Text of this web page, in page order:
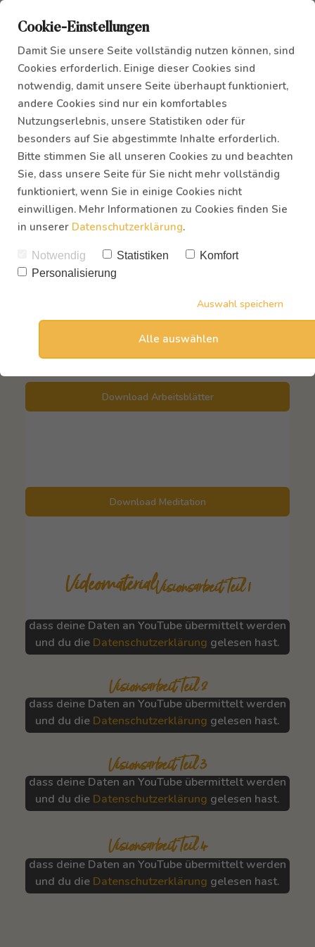
Schön, dass du da bist!
Hier erhältst du einen genauen Überblick über die
Inhalte, die dich dieses Woche dabei unterstützen sollen
Arbeitsblätter
Download Arbeitsblätter
Download Meditation
VideomaterialVisionsarbeit Teil 1
dass deine Daten an YouTube übermittelt werden
und du die Datenschutzerklärung gelesen hast.
Visionsarbeit Teil 2
Mit dem Abspielen des Videos bestätigst du,
dass deine Daten an YouTube übermittelt werden
und du die Datenschutzerklärung gelesen hast.
Visionsarbeit Teil 3
Mit dem Abspielen des Videos bestätigst du,
dass deine Daten an YouTube übermittelt werden
und du die Datenschutzerklärung gelesen hast.
Visionsarbeit Teil 4
Mit dem Abspielen des Videos bestätigst du,
dass deine Daten an YouTube übermittelt werden
und du die Datenschutzerklärung gelesen hast.
Cookie-Einstellungen
Damit Sie unsere Seite vollständig nutzen können, sind
Cookies erforderlich. Einige dieser Cookies sind
notwendig, damit unsere Seite überhaupt funktioniert,
andere Cookies sind nur ein komfortables
Nutzungserlebnis, unsere Statistiken oder für
besonders auf Sie abgestimmte Inhalte erforderlich.
Bitte stimmen Sie all unseren Cookies zu und beachten
Sie, dass unsere Seite für Sie nicht mehr vollständig
funktioniert, wenn Sie in einige Cookies nicht
einwilligen. Mehr Informationen zu Cookies finden Sie
in unserer Datenschutzerklärung.
Notwendig Statistiken
Komfort
Personalisierung
Auswahl speichern
Alle auswählen